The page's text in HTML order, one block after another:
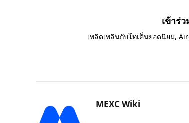
เข้าร่
เพลิดเพลินกับโทเค็นยอดนิยม,
MEXC Wiki